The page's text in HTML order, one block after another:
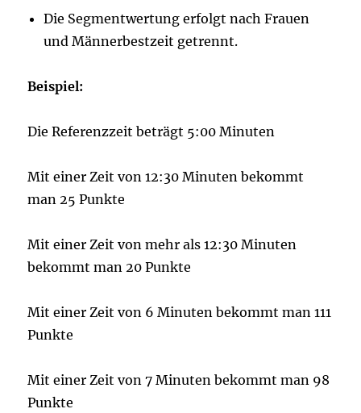
Die Segmentwertung erfolgt nach Frauen
und Männerbestzeit getrennt.
Beispiel:
Die Referenzzeit beträgt 5:00 Minuten
Mit einer Zeit von 12:30 Minuten bekommt
man 25 Punkte
Mit einer Zeit von mehr als 12:30 Minuten
bekommt man 20 Punkte
Mit einer Zeit von 6 Minuten bekommt man 111
Punkte
Mit einer Zeit von 7 Minuten bekommt man 98
Punkte